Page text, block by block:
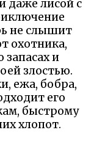
даже лисой с
не слышит
охотника,
запасах и
злостью.
ежа, бобра,
его
быстрому
хлопот.